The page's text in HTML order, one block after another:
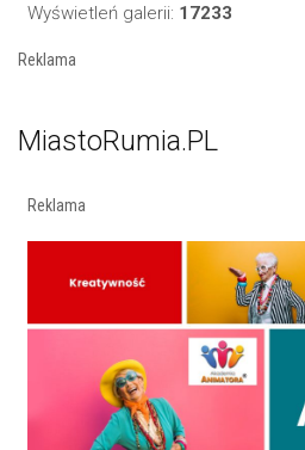
Wyświetleń galerii: 17233
Reklama
MiastoRumia.PL
Reklama